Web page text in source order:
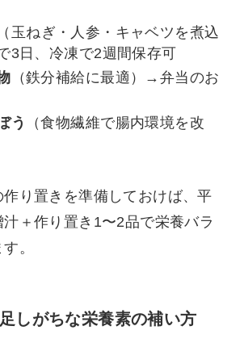
玉ねぎ・人参・キャベツを煮込
3日、冷凍で2週間保存可
（鉄分補給に最適）→弁当のお
う
（食物繊維で腸内環境を改
り置きを準備しておけば、平
汁＋作り置き1〜2品で栄養バラ
。
しがちな栄養素の補い方